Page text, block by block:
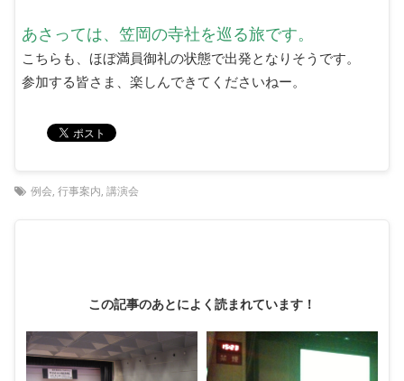
あさっては、笠岡の寺社を巡る旅です。
こちらも、ほぼ満員御礼の状態で出発となりそうです。
参加する皆さま、楽しんできてくださいねー。
例会, 行事案内, 講演会
この記事のあとによく読まれています！